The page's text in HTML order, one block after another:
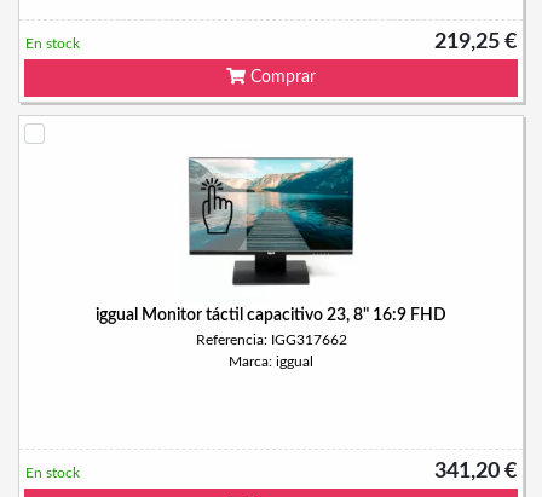
219,25 €
En stock
Comprar
iggual Monitor táctil capacitivo 23, 8" 16:9 FHD
Referencia: IGG317662
Marca: iggual
341,20 €
En stock